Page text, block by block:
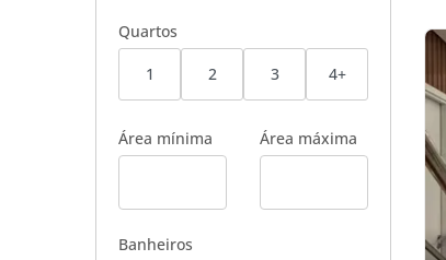
Quartos
1 2 3 4+
Área mínima Área máxima
Banheiros